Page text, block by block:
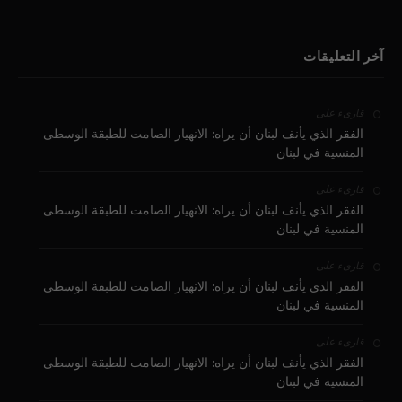
آخر التعليقات
قارىء على
الفقر الذي يأنف لبنان أن يراه: الانهيار الصامت للطبقة الوسطى
المنسية في لبنان
قارىء على
الفقر الذي يأنف لبنان أن يراه: الانهيار الصامت للطبقة الوسطى
المنسية في لبنان
قارىء على
الفقر الذي يأنف لبنان أن يراه: الانهيار الصامت للطبقة الوسطى
المنسية في لبنان
قارىء على
الفقر الذي يأنف لبنان أن يراه: الانهيار الصامت للطبقة الوسطى
المنسية في لبنان